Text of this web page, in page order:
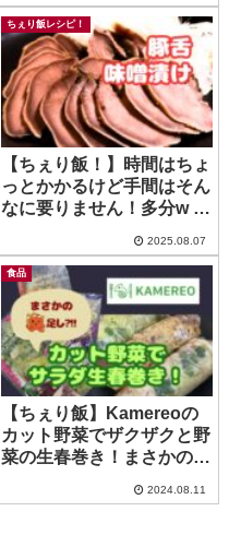
ちぇり飯レシピ！
【ちぇり飯！】時間はちょ
っとかかるけど手間はそん
なに要りません！多分w ~
2025.08.07
食品
【ちぇり飯】Kamereoの
カット野菜でザクザクと野
菜の生春巻き！まさかのタ
2024.08.11